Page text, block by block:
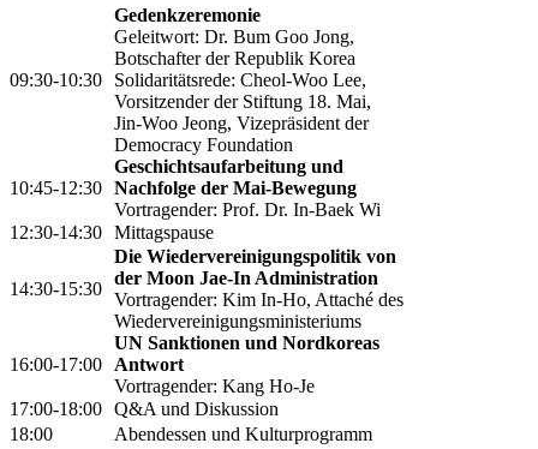
09:30-10:30
Gedenkzeremonie
Geleitwort: Dr. Bum Goo Jong,
Botschafter der Republik Korea
Solidaritätsrede: Cheol-Woo Lee,
Vorsitzender der Stiftung 18. Mai,
Jin-Woo Jeong, Vizepräsident der
Democracy Foundation
10:45-12:30
Geschichtsaufarbeitung und
Nachfolge der Mai-Bewegung
Vortragender: Prof. Dr. In-Baek Wi
12:30-14:30 Mittagspause
14:30-15:30
Die Wiedervereinigungspolitik von
der Moon Jae-In Administration
Vortragender: Kim In-Ho, Attaché des
Wiedervereinigungsministeriums
16:00-17:00
UN Sanktionen und Nordkoreas
Antwort
Vortragender: Kang Ho-Je
17:00-18:00 Q&A und Diskussion
18:00
Abendessen und Kulturprogramm